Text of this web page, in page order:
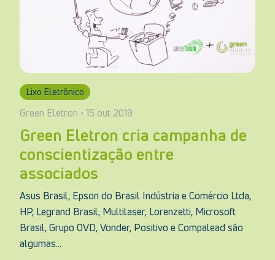
Lixo Eletrônico
Green Eletron • 15 out 2019
Green Eletron cria campanha de
conscientização entre
associados
Asus Brasil, Epson do Brasil Indústria e Comércio Ltda,
HP, Legrand Brasil, Multilaser, Lorenzetti, Microsoft
Brasil, Grupo OVD, Vonder, Positivo e Compalead são
algumas...